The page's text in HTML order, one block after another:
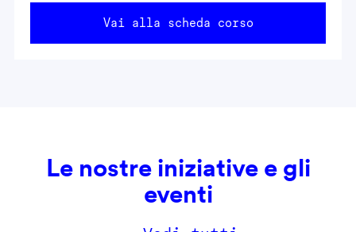
Vai alla scheda corso
Le nostre iniziative e gli
eventi